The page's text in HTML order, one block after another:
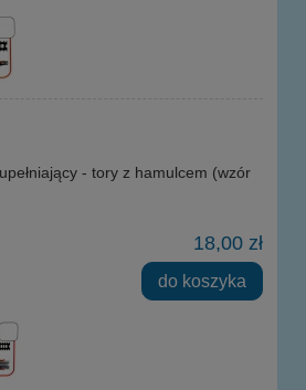
- tory z hamulcem (wzór
18,00 zł
do koszyka